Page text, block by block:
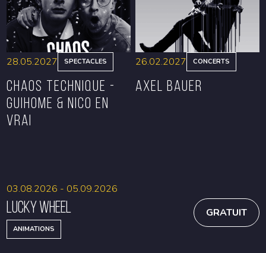
28.05.2027 SPECTACLES
CHAOS TECHNIQUE -
GUIHOME & NICO EN
VRAI
26.02.2027 CONCERTS
Axel Bauer
Lucky Wheel
ANIMATIONS
03.08.2026 - 05.09.2026
GRATUIT